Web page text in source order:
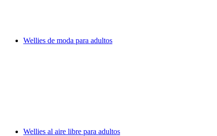
Wellies de moda para adultos
Wellies al aire libre para adultos